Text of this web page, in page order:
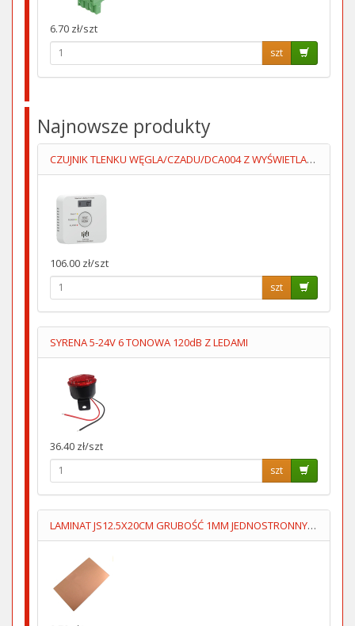
6.70 zł/szt
szt
Najnowsze produkty
CZUJNIK TLENKU WĘGLA/CZADU/DCA004 Z WYŚWIETLACZEM 2XAA LUMIO
106.00 zł/szt
szt
SYRENA 5-24V 6 TONOWA 120dB Z LEDAMI
36.40 zł/szt
szt
LAMINAT JS12.5X20CM GRUBOŚĆ 1MM JEDNOSTRONNY 70um